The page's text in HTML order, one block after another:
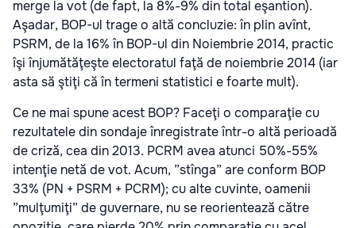
merge la vot (de fapt, la 8%-9% din total eşantion).
Aşadar, BOP-ul trage o altă concluzie: în plin avînt,
PSRM, de la 16% în BOP-ul din Noiembrie 2014, practic
îşi înjumătăţeşte electoratul faţă de noiembrie 2014 (iar
asta să ştiţi că în termeni statistici e foarte mult).
Ce ne mai spune acest BOP? Faceţi o comparaţie cu
rezultatele din sondaje înregistrate într-o altă perioadă
de criză, cea din 2013. PCRM avea atunci 50%-55%
intenţie netă de vot. Acum, ”stînga” are conform BOP
33% (PN + PSRM + PCRM); cu alte cuvinte, oamenii
”mulţumiţi” de guvernare, nu se reorientează către